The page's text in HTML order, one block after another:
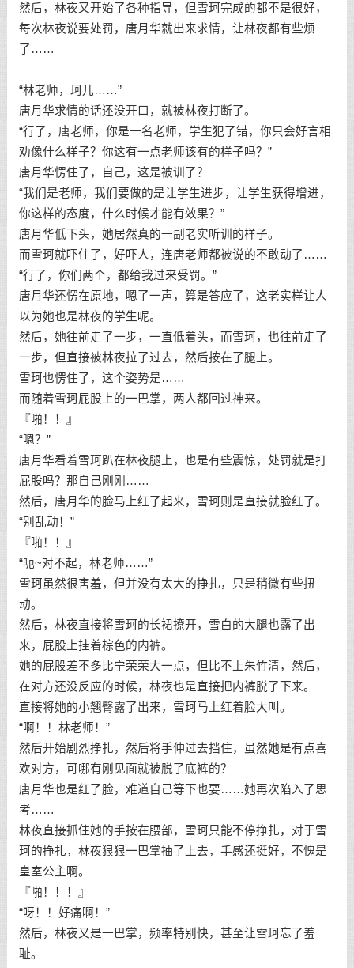
然后，林夜又开始了各种指导，但雪珂完成的都不是很好，
每次林夜说要处罚，唐月华就出来求情，让林夜都有些烦
了……
——
“林老师，珂儿……”
唐月华求情的话还没开口，就被林夜打断了。
“行了，唐老师，你是一名老师，学生犯了错，你只会好言相
劝像什么样子？你这有一点老师该有的样子吗？”
唐月华愣住了，自己，这是被训了？
“我们是老师，我们要做的是让学生进步，让学生获得增进，
你这样的态度，什么时候才能有效果？”
唐月华低下头，她居然真的一副老实听训的样子。
而雪珂就吓住了，好吓人，连唐老师都被说的不敢动了……
“行了，你们两个，都给我过来受罚。”
唐月华还愣在原地，嗯了一声，算是答应了，这老实样让人
以为她也是林夜的学生呢。
然后，她往前走了一步，一直低着头，而雪珂，也往前走了
一步，但直接被林夜拉了过去，然后按在了腿上。
雪珂也愣住了，这个姿势是……
而随着雪珂屁股上的一巴掌，两人都回过神来。
『啪！！』
“嗯？”
唐月华看着雪珂趴在林夜腿上，也是有些震惊，处罚就是打
屁股吗？那自己刚刚……
然后，唐月华的脸马上红了起来，雪珂则是直接就脸红了。
“别乱动！”
『啪！！』
“呃~对不起，林老师……”
雪珂虽然很害羞，但并没有太大的挣扎，只是稍微有些扭
动。
然后，林夜直接将雪珂的长裙撩开，雪白的大腿也露了出
来，屁股上挂着棕色的内裤。
她的屁股差不多比宁荣荣大一点，但比不上朱竹清，然后，
在对方还没反应的时候，林夜也是直接把内裤脱了下来。
直接将她的小翘臀露了出来，雪珂马上红着脸大叫。
“啊！！林老师！”
然后开始剧烈挣扎，然后将手伸过去挡住，虽然她是有点喜
欢对方，可哪有刚见面就被脱了底裤的？
唐月华也是红了脸，难道自己等下也要……她再次陷入了思
考……
林夜直接抓住她的手按在腰部，雪珂只能不停挣扎，对于雪
珂的挣扎，林夜狠狠一巴掌抽了上去，手感还挺好，不愧是
皇室公主啊。
『啪！！！』
“呀！！好痛啊！”
然后，林夜又是一巴掌，频率特别快，甚至让雪珂忘了羞
耻。